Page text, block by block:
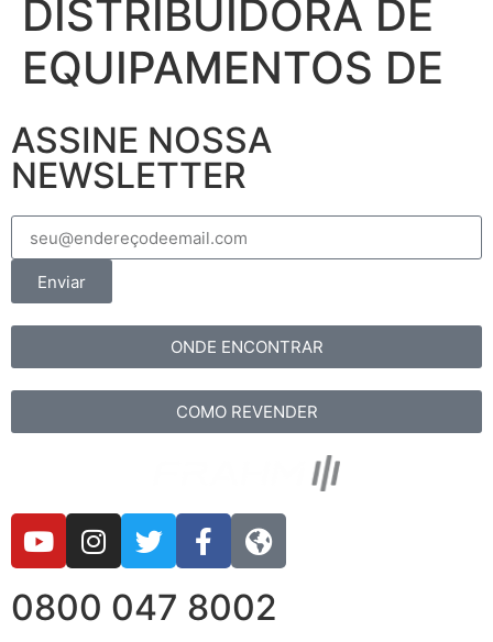
DISTRIBUIDORA DE
EQUIPAMENTOS DE
ASSINE NOSSA
NEWSLETTER
Enviar
ONDE ENCONTRAR
COMO REVENDER
0800 047 8002